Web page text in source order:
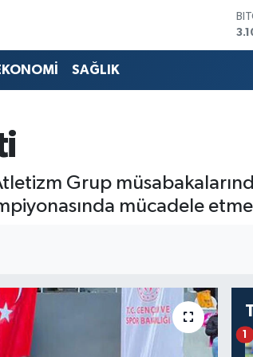
SAĞLIK
Grup
mücadele
1